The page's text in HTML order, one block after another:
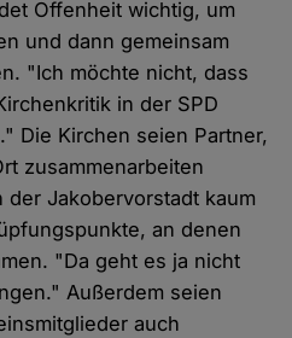
Offenheit wichtig, um
und dann gemeinsam
"Ich möchte nicht, dass
in der SPD
Die Kirchen seien Partner,
zusammenarbeiten
Jakobervorstadt kaum
an denen
"Da geht es ja nicht
Außerdem seien
auch